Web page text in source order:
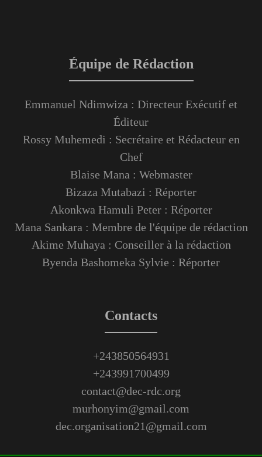
Équipe de Rédaction
Emmanuel Ndimwiza : Directeur Exécutif et
Éditeur
Rossy Muhemedi : Secrétaire et Rédacteur en
Chef
Blaise Mana : Webmaster
Bizaza Mutabazi : Réporter
Akonkwa Hamuli Peter : Réporter
Mana Sankara : Membre de l'équipe de rédaction
Akime Muhaya : Conseiller à la rédaction
Byenda Bashomeka Sylvie : Réporter
Contacts
+243850564931
+243991700499
contact@dec-rdc.org
murhonyim@gmail.com
dec.organisation21@gmail.com